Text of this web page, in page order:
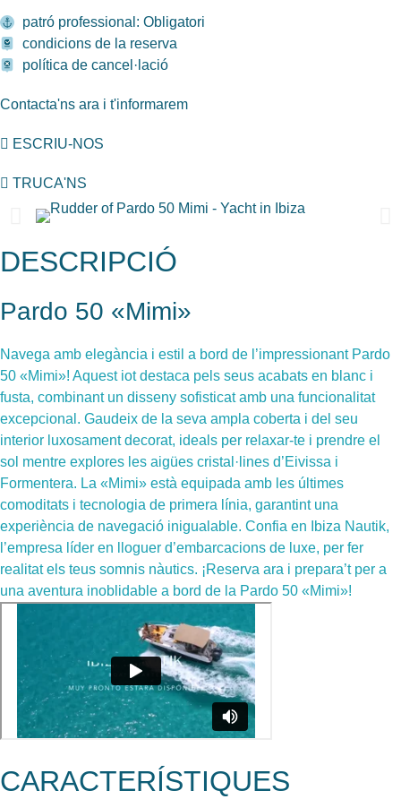
patró professional: Obligatori
condicions de la reserva
política de cancel·lació
Contacta'ns ara i t'informarem
ESCRIU-NOS
TRUCA'NS
DESCRIPCIÓ
Pardo 50 «Mimi»
Navega amb elegància i estil a bord de l’impressionant Pardo
50 «Mimi»! Aquest iot destaca pels seus acabats en blanc i
fusta, combinant un disseny sofisticat amb una funcionalitat
excepcional. Gaudeix de la seva ampla coberta i del seu
interior luxosament decorat, ideals per relaxar-te i prendre el
sol mentre explores les aigües cristal·lines d’Eivissa i
Formentera. La «Mimi» està equipada amb les últimes
comoditats i tecnologia de primera línia, garantint una
experiència de navegació inigualable. Confia en Ibiza Nautik,
l’empresa líder en lloguer d’embarcacions de luxe, per fer
realitat els teus somnis nàutics. ¡Reserva ara i prepara’t per a
una aventura inoblidable a bord de la Pardo 50 «Mimi»!
CARACTERÍSTIQUES